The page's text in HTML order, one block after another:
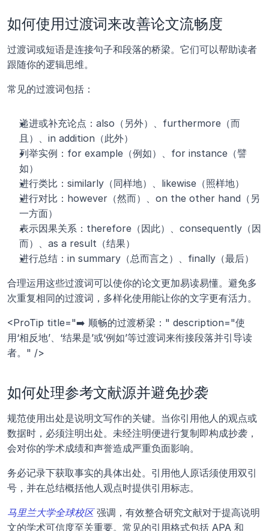
如何使用过渡词来改善论文流畅度
过渡词或短语是连接句子和段落的桥梁。它们可以帮助读者
跟随你的逻辑思维。
常见的过渡词包括：
递进或补充论点：also（另外）、furthermore（而
且）、in addition（此外）
列举实例：for example（例如）、for instance（譬
如）
进行类比：similarly（同样地）、likewise（照样地）
进行对比：however（然而）、on the other hand（另
一方面）
表示因果关系：therefore（因此）、consequently（因
而）、as a result（结果）
进行总结：in summary（总而言之）、finally（最后）
合理运用这些过渡词可以使你的论文更加易读易懂。避免多
次重复相同的过渡词，多样化使用能让你的文字更有活力。
<ProTip title="➡️ 顺畅的过渡桥梁：" description="使
用‘相反地’、‘结果是’或‘例如’等过渡词来衔接段落并引导读
者。" />
如何处理参考文献源并避免抄袭
规范使用出处是说明文写作的关键。当你引用他人的观点或
数据时，必须注明出处。未经注明便进行复制即构成抄袭，
会对你的学术成绩和声誉造成严重负面影响。
务必记录下获取事实的具体出处。引用他人原话须使用双引
号，并在总结概括他人观点时提供引用标志。
马里兰大学全球校区 强调，有效整合研究文献对于提高说明
文的学术可信度至关重要。常见的引用格式包括 APA 和